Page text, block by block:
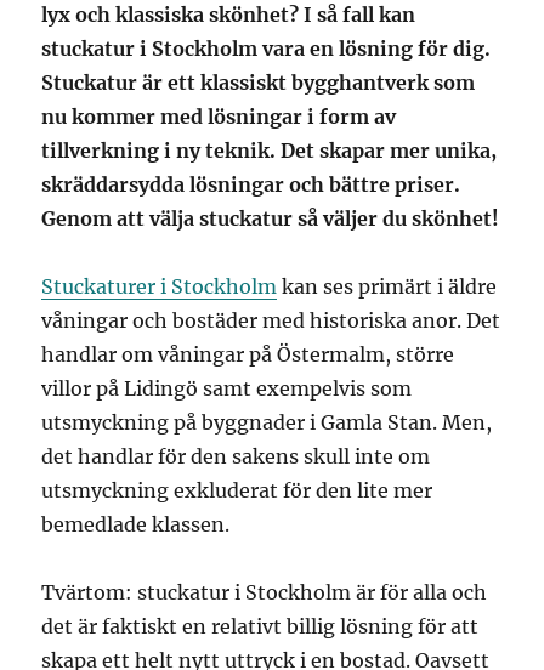
lyx och klassiska skönhet? I så fall kan
stuckatur i Stockholm vara en lösning för dig.
Stuckatur är ett klassiskt bygghantverk som
nu kommer med lösningar i form av
tillverkning i ny teknik. Det skapar mer unika,
skräddarsydda lösningar och bättre priser.
Genom att välja stuckatur så väljer du skönhet!
Stuckaturer i Stockholm kan ses primärt i äldre
våningar och bostäder med historiska anor. Det
handlar om våningar på Östermalm, större
villor på Lidingö samt exempelvis som
utsmyckning på byggnader i Gamla Stan. Men,
det handlar för den sakens skull inte om
utsmyckning exkluderat för den lite mer
bemedlade klassen.
Tvärtom: stuckatur i Stockholm är för alla och
det är faktiskt en relativt billig lösning för att
skapa ett helt nytt uttryck i en bostad. Oavsett